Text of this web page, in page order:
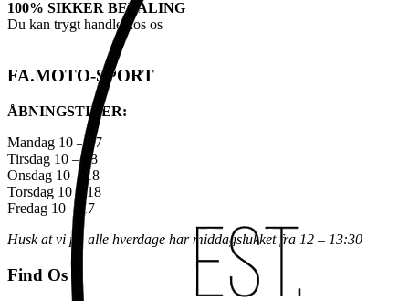
100% SIKKER BETALING
Du kan trygt handle hos os
FA.MOTO-SPORT
ÅBNINGSTIDER:
Mandag 10 – 17
Tirsdag 10 – 18
Onsdag 10 – 18
Torsdag 10 – 18
Fredag 10 – 17
Husk at vi på alle hverdage har middagslukket fra 12 – 13:30
Find Os